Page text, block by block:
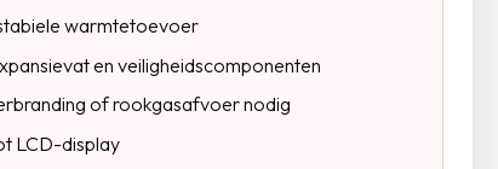
warmtetoevoer
en veiligheidscomponenten
of rookgasafvoer nodig
LCD-display